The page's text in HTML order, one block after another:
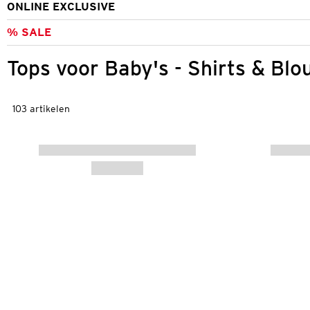
ONLINE EXCLUSIVE
% SALE
Tops voor Baby's - Shirts &
103 artikelen